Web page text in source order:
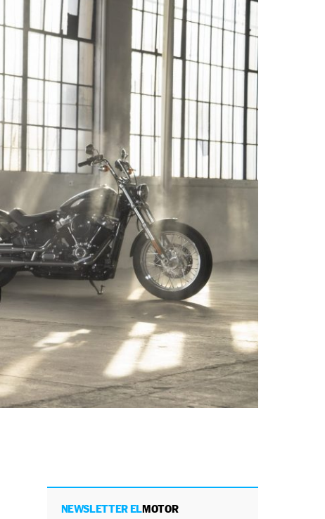
NEWSLETTER ELMOTOR